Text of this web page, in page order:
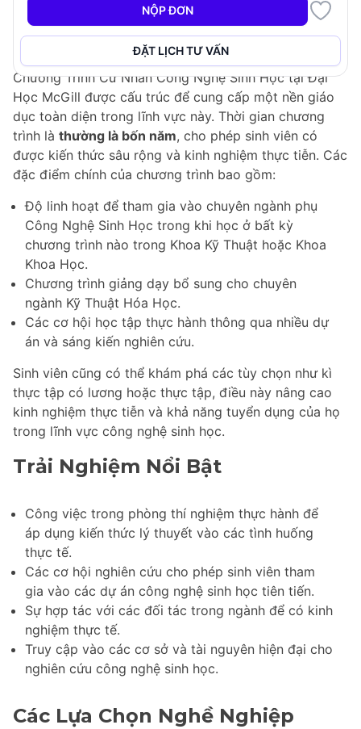
vực đa ngành này.
Cấu Trúc Chương Trình
Chương Trình Cử Nhân Công Nghệ Sinh Học tại Đại
Học McGill được cấu trúc để cung cấp một nền giáo
dục toàn diện trong lĩnh vực này. Thời gian chương
trình là thường là bốn năm, cho phép sinh viên có
được kiến thức sâu rộng và kinh nghiệm thực tiễn. Các
đặc điểm chính của chương trình bao gồm:
Độ linh hoạt để tham gia vào chuyên ngành phụ
Công Nghệ Sinh Học trong khi học ở bất kỳ
chương trình nào trong Khoa Kỹ Thuật hoặc Khoa
Khoa Học.
Chương trình giảng dạy bổ sung cho chuyên
ngành Kỹ Thuật Hóa Học.
Các cơ hội học tập thực hành thông qua nhiều dự
án và sáng kiến nghiên cứu.
Sinh viên cũng có thể khám phá các tùy chọn như kì
thực tập có lương hoặc thực tập, điều này nâng cao
kinh nghiệm thực tiễn và khả năng tuyển dụng của họ
trong lĩnh vực công nghệ sinh học.
Trải Nghiệm Nổi Bật
Công việc trong phòng thí nghiệm thực hành để
áp dụng kiến thức lý thuyết vào các tình huống
thực tế.
Các cơ hội nghiên cứu cho phép sinh viên tham
gia vào các dự án công nghệ sinh học tiên tiến.
Sự hợp tác với các đối tác trong ngành để có kinh
nghiệm thực tế.
Truy cập vào các cơ sở và tài nguyên hiện đại cho
nghiên cứu công nghệ sinh học.
Các Lựa Chọn Nghề Nghiệp
NỘP ĐƠN
ĐẶT LỊCH TƯ VẤN